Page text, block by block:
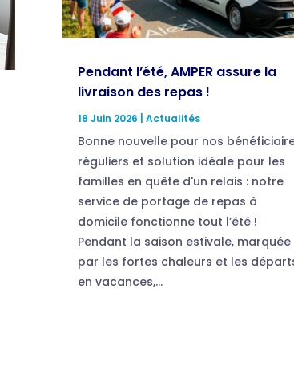
Pendant l’été, AMPER assure la
livraison des repas !
18 Juin 2026 Actualités
Bonne nouvelle pour nos
réguliers et solution idéale pour les
familles en quête d'un relais : notre
service de portage de repas à
domicile fonctionne tout l’été !
Pendant la saison estivale, marquée
par les fortes chaleurs et les
en vacances,...